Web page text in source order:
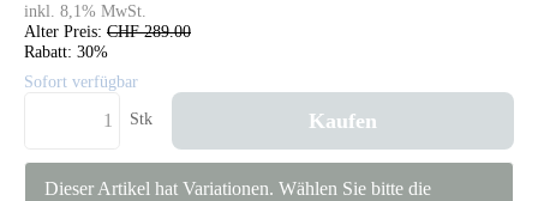
inkl. 8,1% MwSt.
Alter Preis: CHF 289.00
Rabatt: 30%
Sofort verfügbar
Stk Kaufen
Dieser Artikel hat Variationen. Wählen Sie bitte die